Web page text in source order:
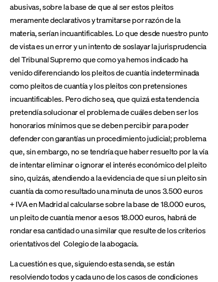
abusivas, sobre la base de que al ser estos pleitos
meramente declarativos y tramitarse por razón de la
materia, serían incuantificables. Lo que desde nuestro punto
de vista es un error y un intento de soslayar la jurisprudencia
del Tribunal Supremo que como ya hemos indicado ha
venido diferenciando los pleitos de cuantía indeterminada
como pleitos de cuantía y los pleitos con pretensiones
incuantificables. Pero dicho sea, que quizá esta tendencia
pretendía solucionar el problema de cuáles deben ser los
honorarios mínimos que se deben percibir para poder
defender con garantías un procedimiento judicial; problema
que, sin embargo, no se tendría que haber resuelto por la vía
de intentar eliminar o ignorar el interés económico del pleito
sino, quizás, atendiendo a la evidencia de que si un pleito sin
cuantía da como resultado una minuta de unos 3.500 euros
+ IVA en Madrid al calcularse sobre la base de 18.000 euros,
un pleito de cuantía menor a esos 18.000 euros, habrá de
rondar esa cantidad o una similar que resulte de los criterios
orientativos del Colegio de la abogacía.
La cuestión es que, siguiendo esta senda, se están
resolviendo todos y cada uno de los casos de condiciones